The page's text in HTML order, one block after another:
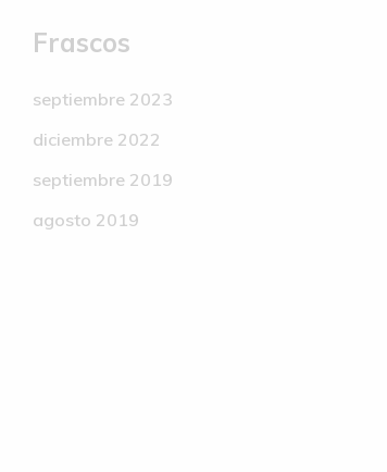
Frascos
septiembre 2023
diciembre 2022
septiembre 2019
agosto 2019